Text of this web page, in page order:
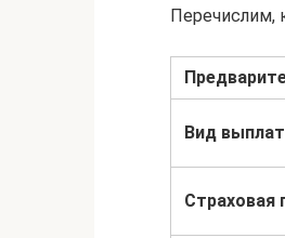
Перечислим,
Вид
Страховая